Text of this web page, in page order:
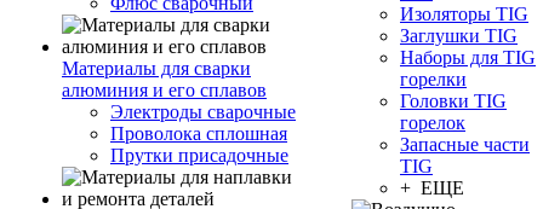
Материалы для сварки
алюминия и его сплавов
Электроды сварочные
Проволока сплошная
Прутки присадочные
Изоляторы TIG
Заглушки TIG
Наборы для TIG
горелки
Головки TIG
горелок
Запасные части
TIG
+ ЕЩЕ